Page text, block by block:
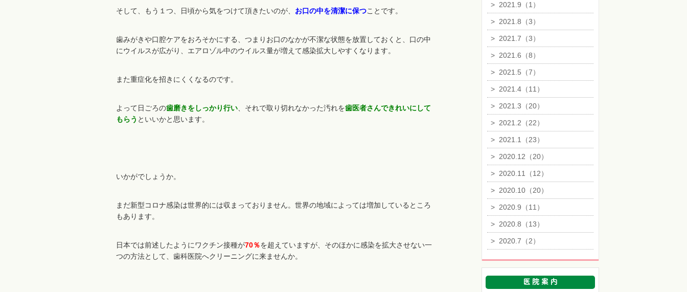
そして、もう１つ、日頃から気をつけて頂きたいのが、 お口の中を清潔に保つことです。
歯みがきや口腔ケアをおろそかにする、つまりお口のなかが不潔な状態を放置しておくと、口の中
にウイルスが広がり、エアロゾル中のウイルス量が増えて感染拡大しやすくなります。
また重症化を招きにくくなるのです。
よって日ごろの歯磨きをしっかり行い 、それで取り切れなかった汚れを歯医者さんできれいにして
もらう といいかと思います。
いかがでしょうか。
まだ新型コロナ感染は世界的には収まっておりません。世界の地域によっては増加しているところ
もあります。
日本では前述したようにワクチン接種が70％を超えていますが、そのほかに感染を拡大させない一
つの方法として、歯科医院へクリーニングに来ませんか。
> 2021.9（1）
> 2021.8（3）
> 2021.7（3）
> 2021.6（8）
> 2021.5（7）
> 2021.4（11）
> 2021.3（20）
> 2021.2（22）
> 2021.1（23）
> 2020.12（20）
> 2020.11（12）
> 2020.10（20）
> 2020.9（11）
> 2020.8（13）
> 2020.7（2）